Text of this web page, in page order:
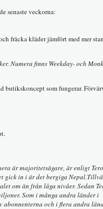
senaste veckorna:
fräcka kläder jämfört med mer
Numera finns Weekday- och
butikskoncept som fungerar.
är majoritetsägare, är enligt Tero
gick in i är det bergiga
om än från låga nivåer. Sedan
Som i många andra länder i
abonnenterna och i flera andra